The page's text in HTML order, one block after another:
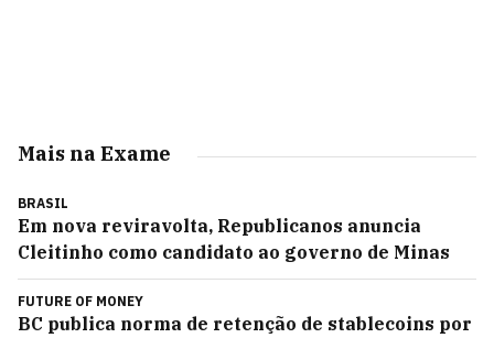
Mais na Exame
BRASIL
Em nova reviravolta, Republicanos anuncia
Cleitinho como candidato ao governo de Minas
FUTURE OF MONEY
BC publica norma de retenção de stablecoins por